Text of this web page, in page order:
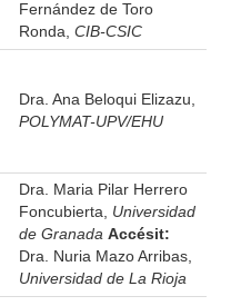
Fernández de Toro
Ronda, CIB-CSIC
Dra. Ana Beloqui Elizazu,
POLYMAT-UPV/EHU
Dra. Maria Pilar Herrero
Foncubierta, Universidad
de Granada Accésit:
Dra. Nuria Mazo Arribas,
Universidad de La Rioja